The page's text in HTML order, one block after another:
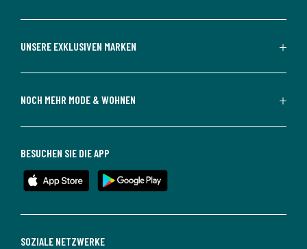
UNSERE EXKLUSIVEN MARKEN
NOCH MEHR MODE & WOHNEN
SOZIALE NETZWERKE
BESUCHEN SIE DIE APP